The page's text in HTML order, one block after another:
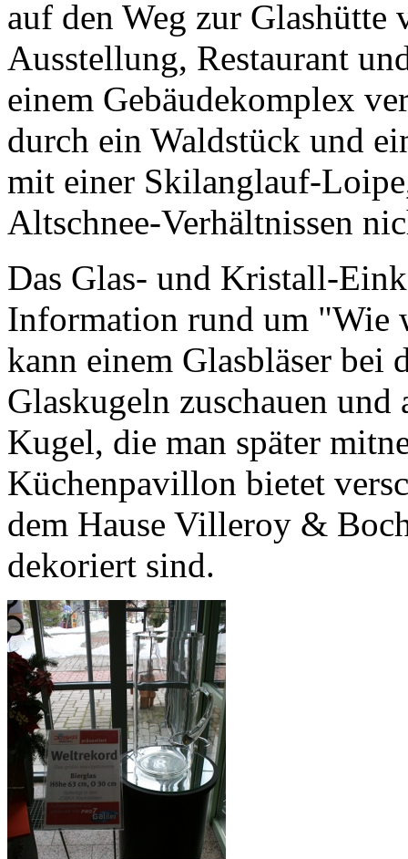
auf den Weg zur Glashütte
Ausstellung, Restaurant
einem Gebäudekomplex
durch ein Waldstück und
mit einer Skilanglauf-
Altschnee-Verhältnissen
Das Glas- und Kristall-
Information rund um "Wie
kann einem Glasbläser bei
Glaskugeln zuschauen
Kugel, die man später
Küchenpavillon bietet
dem Hause Villeroy &
dekoriert sind.